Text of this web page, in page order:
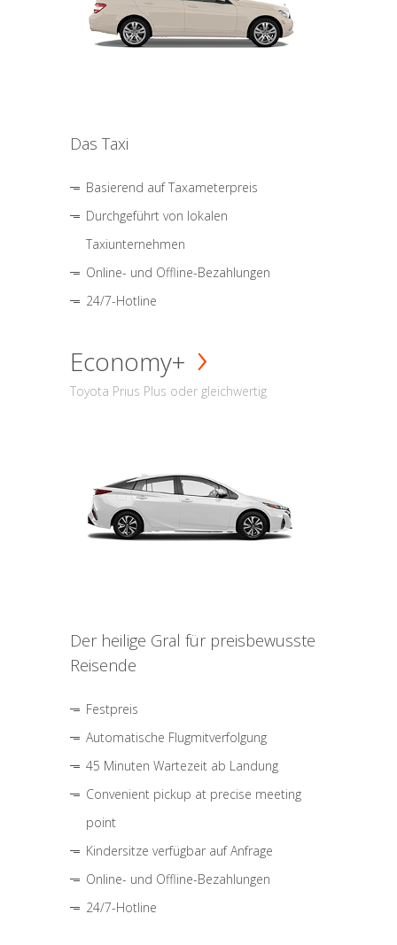
Das Taxi
Basierend auf Taxameterpreis
Durchgeführt von lokalen
Taxiunternehmen
Online- und Offline-Bezahlungen
24/7-Hotline
Economy+
Toyota Prius Plus oder gleichwertig
Der heilige Gral für preisbewusste
Reisende
Festpreis
Automatische Flugmitverfolgung
45 Minuten Wartezeit ab Landung
Convenient pickup at precise meeting
point
Kindersitze verfügbar auf Anfrage
Online- und Offline-Bezahlungen
24/7-Hotline